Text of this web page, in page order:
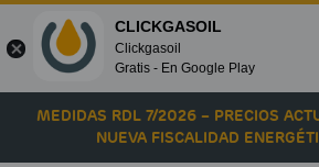
Skip to main content
MEDIDAS RDL 7/2026 – PRECIOS
NUEVA FISCALIDAD
CLICKGASOIL
Clickgasoil
Gratis - En Google Play